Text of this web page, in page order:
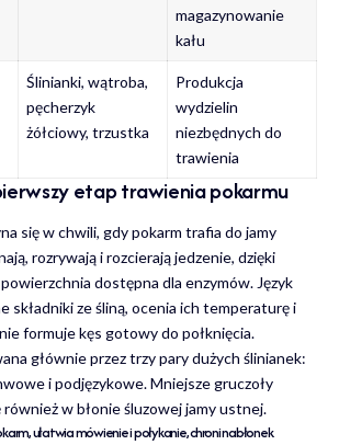
magazynowanie
kału
Ślinianki, wątroba,
pęcherzyk
żółciowy, trzustka
Produkcja
wydzielin
niezbędnych do
trawienia
etap trawienia pokarmu
się w chwili, gdy pokarm trafia do jamy
rozrywają i rozcierają jedzenie, dzięki
dostępna dla enzymów. Język
składniki ze śliną, ocenia ich temperaturę i
formuje kęs gotowy do połknięcia.
głównie przez trzy pary dużych ślinianek:
i podjęzykowe. Mniejsze gruczoły
również w błonie śluzowej jamy ustnej.
ułatwia mówienie i połykanie, chroni nabłonek